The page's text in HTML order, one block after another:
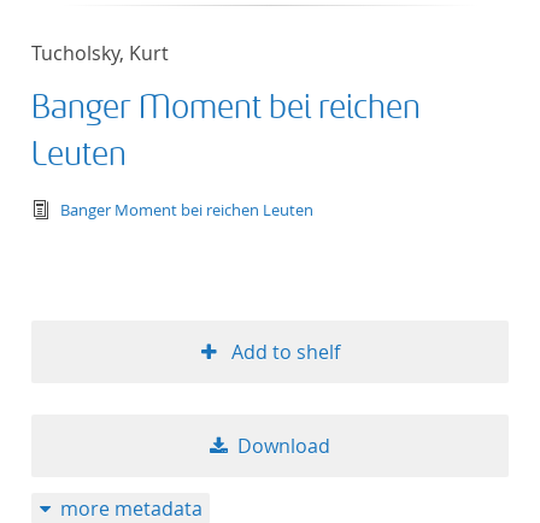
Tucholsky, Kurt
Banger Moment bei reichen
Leuten
text/tg.edition+tg.aggregation+xml
Banger Moment bei reichen Leuten
Add to shelf
Download
more metadata